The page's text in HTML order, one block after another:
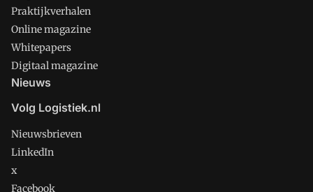
Praktijkverhalen
Online magazine
Whitepapers
Digitaal magazine
Nieuws
Volg Logistiek.nl
Nieuwsbrieven
LinkedIn
x
Facebook